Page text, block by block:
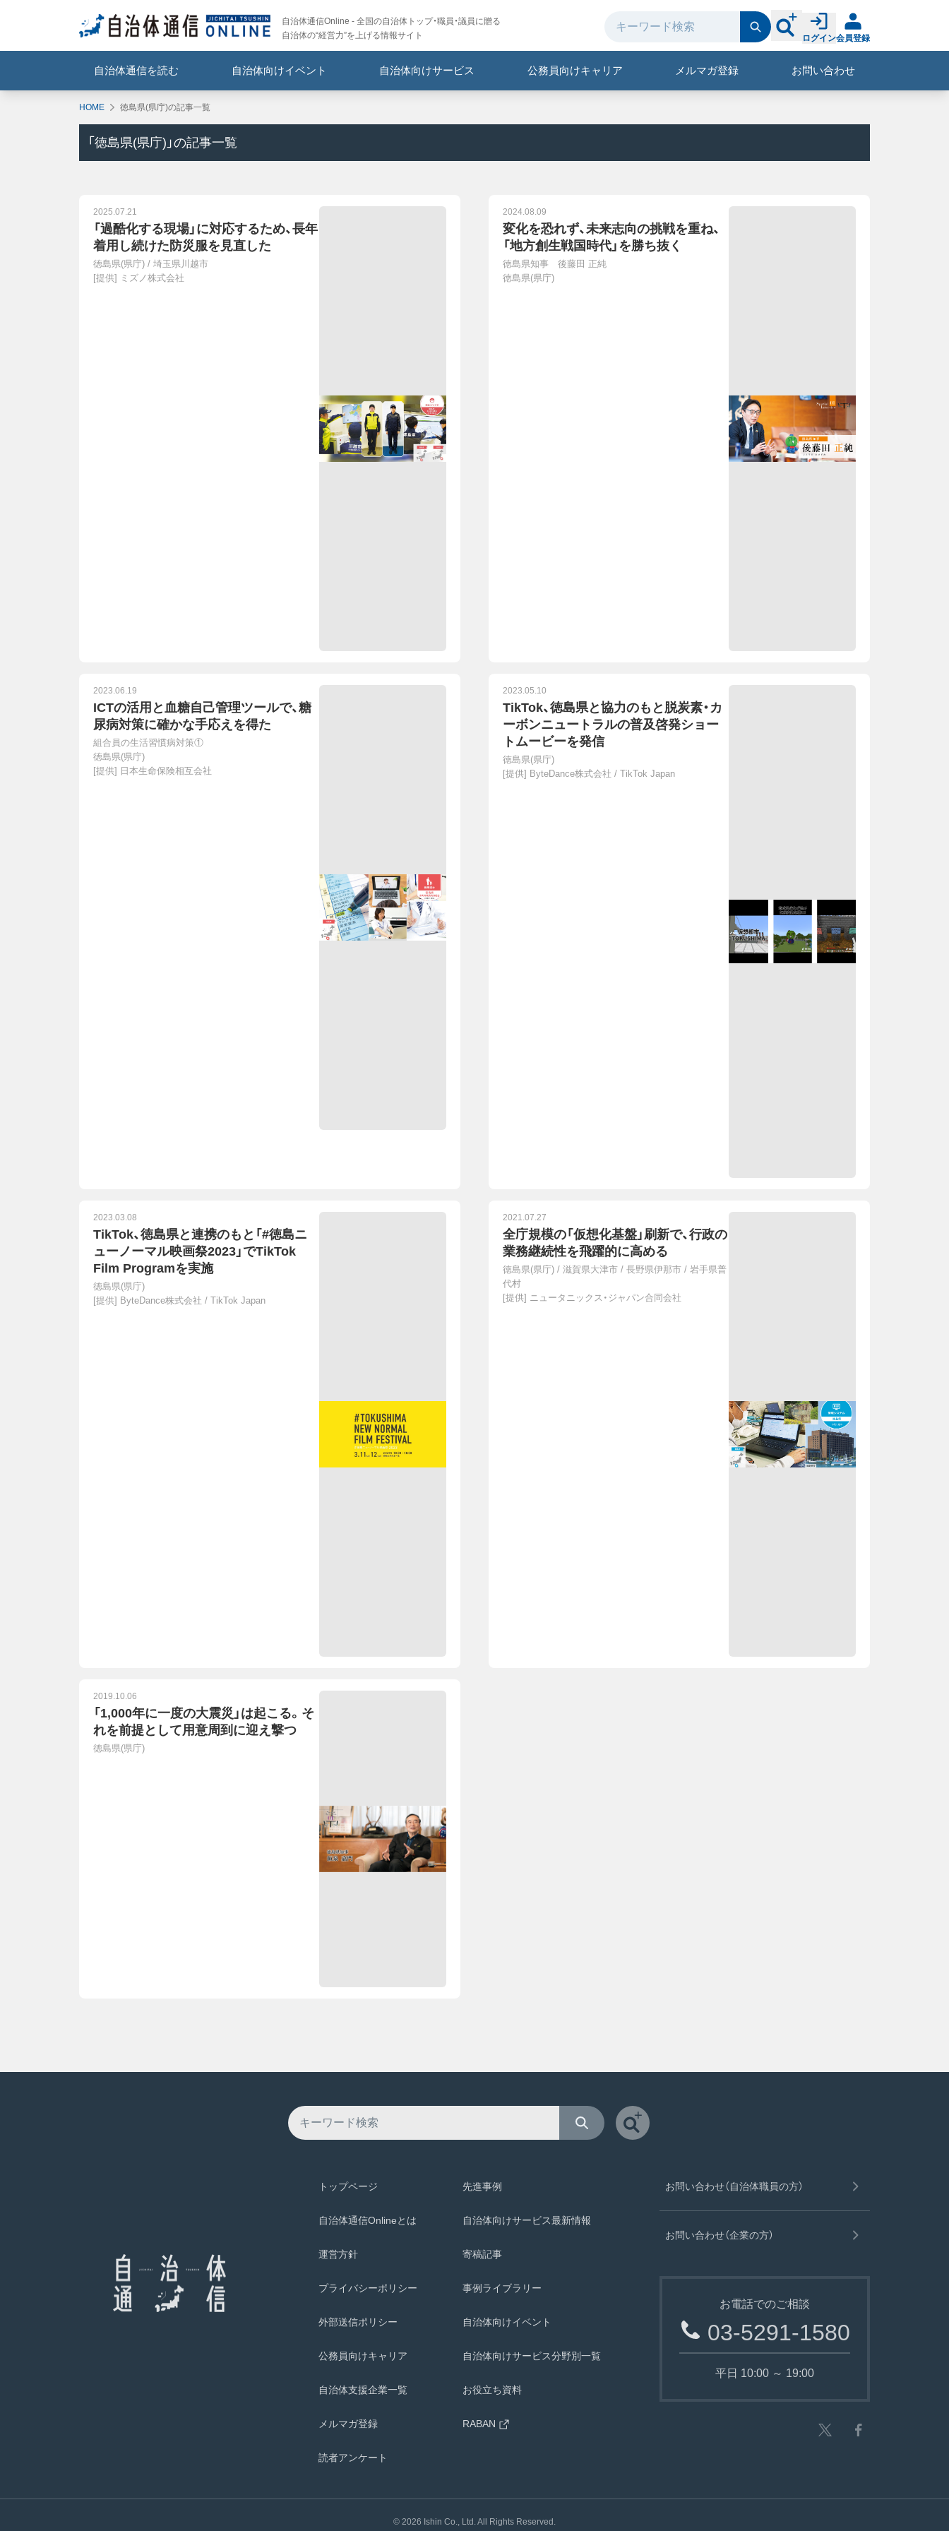
自治体通信Online - 全国の自治体トップ・職員・議員に贈る
自治体の“経営力”を上げる情報サイト
ログイン会員登録
自治体通信を読む 自治体向けイベント 自治体向けサービス 公務員向けキャリア メルマガ登録 お問い合わせ
HOME 徳島県(県庁)の記事一覧
「 徳島県(県庁) 」の記事一覧
2025.07.21
「過酷化する現場」に対応するため、長年
着用し続けた防災服を見直した
徳島県(県庁) / 埼玉県川越市
[提供] ミズノ株式会社
2024.08.09
変化を恐れず、未来志向の挑戦を重ね、
「地方創生戦国時代」を勝ち抜く
徳島県知事 後藤田 正純
徳島県(県庁)
2023.06.19
ICTの活用と血糖自己管理ツールで、糖
尿病対策に確かな手応えを得た
組合員の生活習慣病対策①
徳島県(県庁)
[提供] 日本生命保険相互会社
2023.05.10
TikTok、徳島県と協力のもと脱炭素・カ
ーボンニュートラルの普及啓発ショー
トムービーを発信
徳島県(県庁)
[提供] ByteDance株式会社 / TikTok Japan
2023.03.08
TikTok、徳島県と連携のもと「#徳島ニ
ューノーマル映画祭2023」でTikTok
Film Programを実施
徳島県(県庁)
[提供] ByteDance株式会社 / TikTok Japan
2021.07.27
全庁規模の「仮想化基盤」刷新で、行政の
業務継続性を飛躍的に高める
徳島県(県庁) / 滋賀県大津市 / 長野県伊那市 / 岩手県普
代村
[提供] ニュータニックス・ジャパン合同会社
2019.10.06
「1,000年に一度の大震災」は起こる。そ
れを前提として用意周到に迎え撃つ
徳島県(県庁)
トップページ
自治体通信Onlineとは
運営方針
プライバシーポリシー
外部送信ポリシー
公務員向けキャリア
自治体支援企業一覧
メルマガ登録
読者アンケート
先進事例
自治体向けサービス最新情報
寄稿記事
事例ライブラリー
自治体向けイベント
自治体向けサービス分野別一覧
お役立ち資料
RABAN
お問い合わせ（自治体職員の方）
お問い合わせ（企業の方）
お電話でのご相談
03-5291-1580
平日 10:00 ～ 19:00
© 2026 Ishin Co., Ltd. All Rights Reserved.